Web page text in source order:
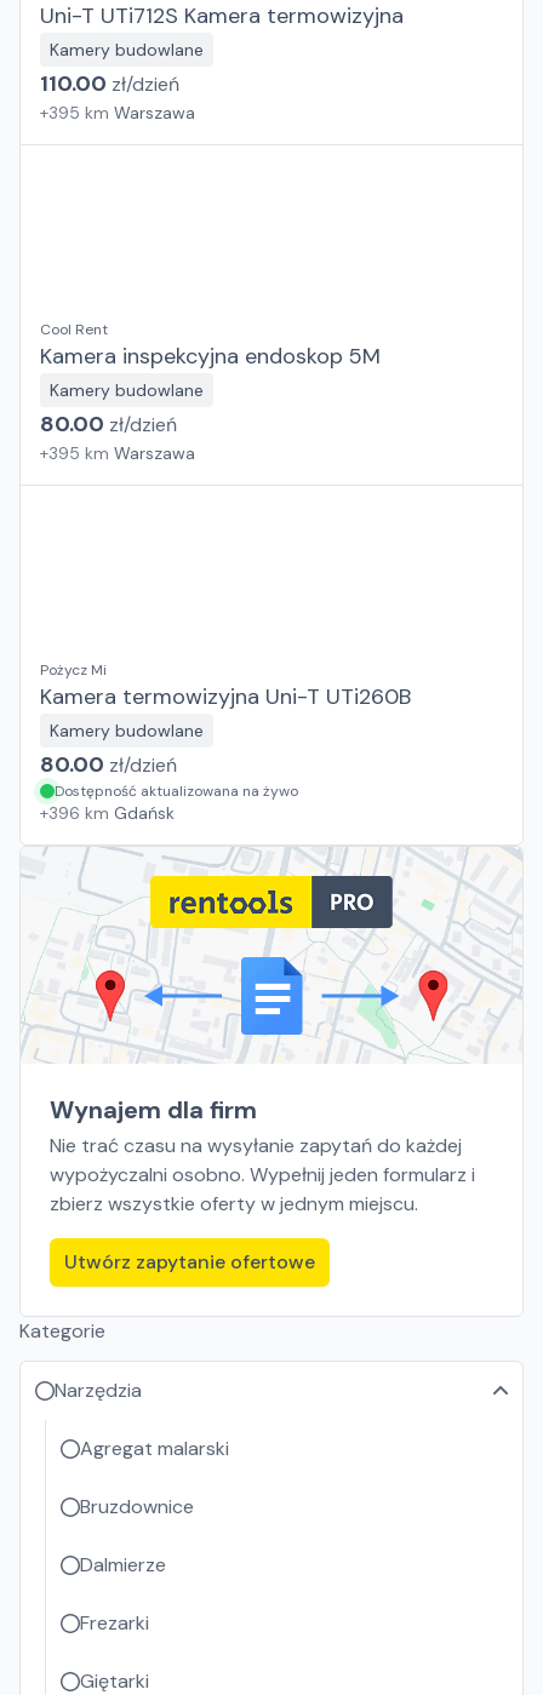
Uni-T UTi712S Kamera termowizyjna
Kamery budowlane
110.00 zł/dzień
+395 km Warszawa
Cool Rent
Kamera inspekcyjna endoskop 5M
Kamery budowlane
80.00 zł/dzień
+395 km Warszawa
Pożycz Mi
Kamera termowizyjna Uni-T UTi260B
Kamery budowlane
80.00 zł/dzień
Dostępność aktualizowana na żywo
+396 km Gdańsk
Wynajem dla firm
Nie trać czasu na wysyłanie zapytań do każdej
wypożyczalni osobno. Wypełnij jeden formularz i
zbierz wszystkie oferty w jednym miejscu.
Utwórz zapytanie ofertowe
Kategorie
Narzędzia
Agregat malarski
Bruzdownice
Dalmierze
Frezarki
Giętarki